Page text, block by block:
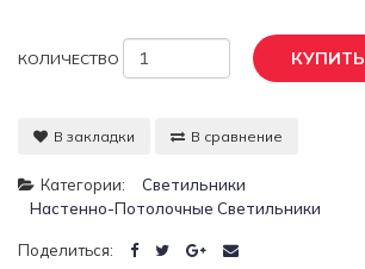
КОЛИЧЕСТВО КУПИТЬ
В закладки В сравнение
Категории:
Светильники
Настенно-Потолочные Светильники
Поделиться: